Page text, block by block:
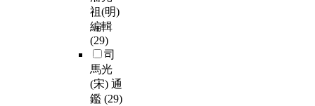
祖(明)
編輯
(29)
司
馬光
(宋) 通
鑑 (29)